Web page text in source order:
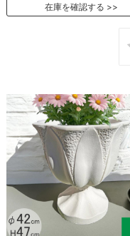
在庫を確認する